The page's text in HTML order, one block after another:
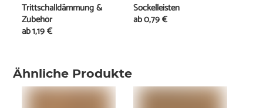
Ähnliche Produkte
Trittschalldämmung &
Zubehör
ab1,19 €
Sockelleisten
ab0,79 €